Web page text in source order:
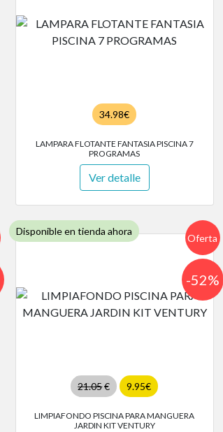
34.98€
LAMPARA FLOTANTE FANTASIA PISCINA 7
PROGRAMAS
Ver detalle
Disponible en tienda ahora
Oferta
21.05€ 9.95€
-52%
LIMPIAFONDO PISCINA PARA MANGUERA
JARDIN KIT VENTURY